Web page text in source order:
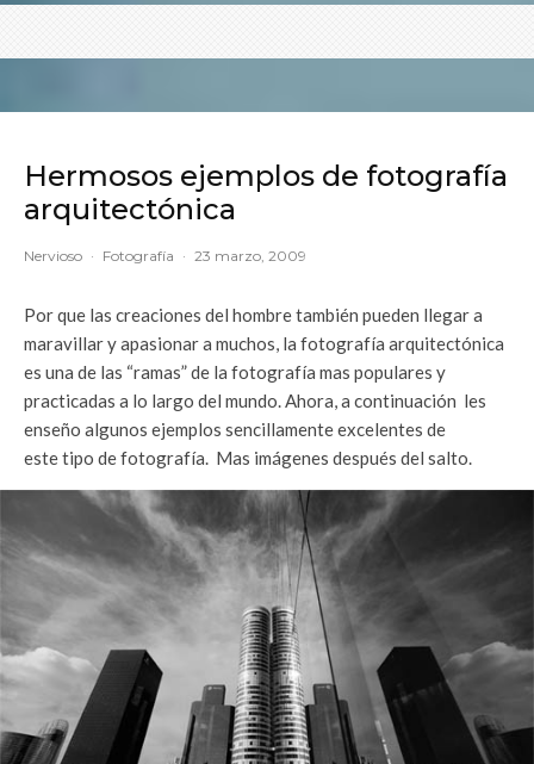
Hermosos ejemplos de fotografía
arquitectónica
Nervioso · Fotografía · 23 marzo, 2009
Por que las creaciones del hombre también pueden llegar a
maravillar y apasionar a muchos, la fotografía arquitectónica
es una de las “ramas” de la fotografía mas populares y
practicadas a lo largo del mundo. Ahora, a continuación les
enseño algunos ejemplos sencillamente excelentes de
este tipo de fotografía. Mas imágenes después del salto.